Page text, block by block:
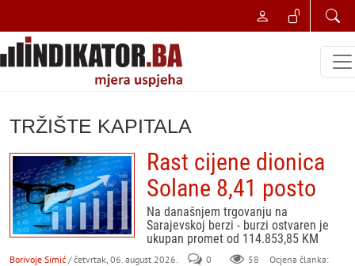
TRŽIŠTE KAPITALA
Rast cijene dionica
Solane 8,41 posto
Na današnjem trgovanju na
Sarajevskoj berzi - burzi ostvaren je
ukupan promet od 114.853,85 KM
Borivoje Simić / četvrtak, 06. august 2026. 0 58
Ocjena članka: